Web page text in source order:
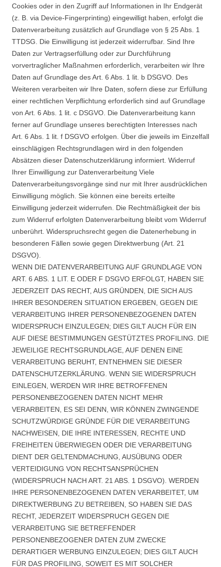
Cookies oder in den Zugriff auf Informationen in Ihr Endgerät
(z. B. via Device-Fingerprinting) eingewilligt haben, erfolgt die
Datenverarbeitung zusätzlich auf Grundlage von § 25 Abs. 1
TTDSG. Die Einwilligung ist jederzeit widerrufbar. Sind Ihre
Daten zur Vertragserfüllung oder zur Durchführung
vorvertraglicher Maßnahmen erforderlich, verarbeiten wir Ihre
Daten auf Grundlage des Art. 6 Abs. 1 lit. b DSGVO. Des
Weiteren verarbeiten wir Ihre Daten, sofern diese zur Erfüllung
einer rechtlichen Verpflichtung erforderlich sind auf Grundlage
von Art. 6 Abs. 1 lit. c DSGVO. Die Datenverarbeitung kann
ferner auf Grundlage unseres berechtigten Interesses nach
Art. 6 Abs. 1 lit. f DSGVO erfolgen. Über die jeweils im Einzelfall
einschlägigen Rechtsgrundlagen wird in den folgenden
Absätzen dieser Datenschutzerklärung informiert. Widerruf
Ihrer Einwilligung zur Datenverarbeitung Viele
Datenverarbeitungsvorgänge sind nur mit Ihrer ausdrücklichen
Einwilligung möglich. Sie können eine bereits erteilte
Einwilligung jederzeit widerrufen. Die Rechtmäßigkeit der bis
zum Widerruf erfolgten Datenverarbeitung bleibt vom Widerruf
unberührt. Widerspruchsrecht gegen die Datenerhebung in
besonderen Fällen sowie gegen Direktwerbung (Art. 21
DSGVO).
WENN DIE DATENVERARBEITUNG AUF GRUNDLAGE VON
ART. 6 ABS. 1 LIT. E ODER F DSGVO ERFOLGT, HABEN SIE
JEDERZEIT DAS RECHT, AUS GRÜNDEN, DIE SICH AUS
IHRER BESONDEREN SITUATION ERGEBEN, GEGEN DIE
VERARBEITUNG IHRER PERSONENBEZOGENEN DATEN
WIDERSPRUCH EINZULEGEN; DIES GILT AUCH FÜR EIN
AUF DIESE BESTIMMUNGEN GESTÜTZTES PROFILING. DIE
JEWEILIGE RECHTSGRUNDLAGE, AUF DENEN EINE
VERARBEITUNG BERUHT, ENTNEHMEN SIE DIESER
DATENSCHUTZERKLÄRUNG. WENN SIE WIDERSPRUCH
EINLEGEN, WERDEN WIR IHRE BETROFFENEN
PERSONENBEZOGENEN DATEN NICHT MEHR
VERARBEITEN, ES SEI DENN, WIR KÖNNEN ZWINGENDE
SCHUTZWÜRDIGE GRÜNDE FÜR DIE VERARBEITUNG
NACHWEISEN, DIE IHRE INTERESSEN, RECHTE UND
FREIHEITEN ÜBERWIEGEN ODER DIE VERARBEITUNG
DIENT DER GELTENDMACHUNG, AUSÜBUNG ODER
VERTEIDIGUNG VON RECHTSANSPRÜCHEN
(WIDERSPRUCH NACH ART. 21 ABS. 1 DSGVO). WERDEN
IHRE PERSONENBEZOGENEN DATEN VERARBEITET, UM
DIREKTWERBUNG ZU BETREIBEN, SO HABEN SIE DAS
RECHT, JEDERZEIT WIDERSPRUCH GEGEN DIE
VERARBEITUNG SIE BETREFFENDER
PERSONENBEZOGENER DATEN ZUM ZWECKE
DERARTIGER WERBUNG EINZULEGEN; DIES GILT AUCH
FÜR DAS PROFILING, SOWEIT ES MIT SOLCHER